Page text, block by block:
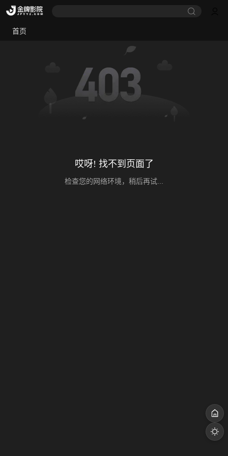
首页
哎呀! 找不到页面了
检查您的网络环境，稍后再试...